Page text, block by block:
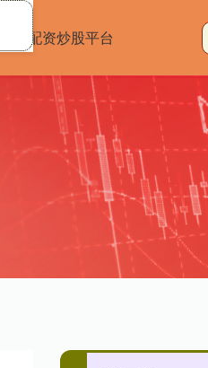
配资炒股平台